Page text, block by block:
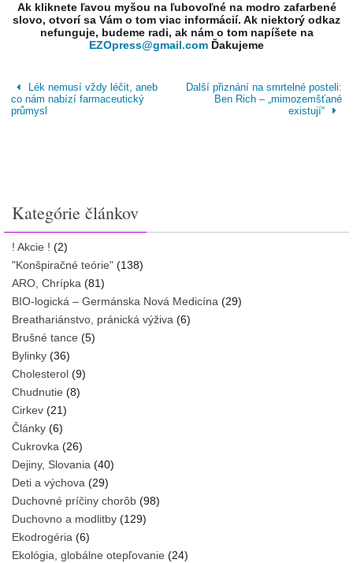
Ak kliknete ľavou myšou na ľubovoľné na modro zafarbené
slovo, otvorí sa Vám o tom viac informácií. Ak niektorý odkaz
nefunguje, budeme radi, ak nám o tom napíšete na
EZOpress@gmail.com Ďakujeme
Lék nemusí vždy léčit, aneb
co nám nabízí farmaceutický
průmysl
Další přiznání na smrtelné posteli:
Ben Rich – „mimozemšťané
existují“
Kategórie článkov
! Akcie ! (2)
"Konšpiračné teórie" (138)
ARO, Chrípka (81)
BIO-logická – Germánska Nová Medicína (29)
Breathariánstvo, pránická výživa (6)
Brušné tance (5)
Bylinky (36)
Cholesterol (9)
Chudnutie (8)
Cirkev (21)
Články (6)
Cukrovka (26)
Dejiny, Slovania (40)
Deti a výchova (29)
Duchovné príčiny chorôb (98)
Duchovno a modlitby (129)
Ekodrogéria (6)
Ekológia, globálne otepľovanie (24)